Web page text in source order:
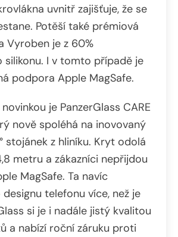
uvnitř zajišťuje, že se
Potěší také prémiová
Vyroben je z 60%
silikonu. I v tomto případě je
podpora Apple MagSafe.
je PanzerGlass CARE
nově spoléhá na inovovaný
stojánek z hliníku. Kryt odolá
metru a zákazníci nepřijdou
MagSafe. Ta navíc
designu telefonu více, než je
si je i nadále jistý kvalitou
a nabízí roční záruku proti